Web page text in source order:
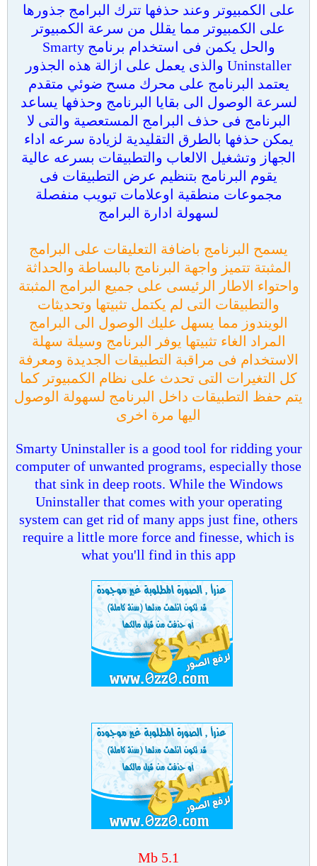
على الكمبيوتر وعند حذفها تترك البرامج جذورها
على الكمبيوتر مما يقلل من سرعة الكمبيوتر
والحل يكمن فى استخدام برنامج Smarty
Uninstaller والذى يعمل على ازالة هذه الجذور
يعتمد البرنامج على محرك مسح ضوئي متقدم
لسرعة الوصول الى بقايا البرنامج وحذفها يساعد
البرنامج فى حذف البرامج المستعصية والتى لا
يمكن حذفها بالطرق التقليدية لزيادة سرعه اداء
الجهاز وتشغيل الالعاب والتطبيقات بسرعه عالية
يقوم البرنامج بتنظيم عرض التطبيقات فى
مجموعات منطقية اوعلامات تبويب منفصلة
لسهولة ادارة البرامج
يسمح البرنامج باضافة التعليقات على البرامج
المثبتة تتميز واجهة البرنامج بالبساطة والحداثة
واحتواء الاطار الرئيسى على جميع البرامج المثبتة
والتطبيقات التى لم يكتمل تثبيتها وتحديثات
الويندوز مما يسهل عليك الوصول الى البرامج
المراد الغاء تثبيتها يوفر البرنامج وسيلة سهلة
الاستخدام فى مراقبة التطبيقات الجديدة ومعرفة
كل التغيرات التى تحدث على نظام الكمبيوتر كما
يتم حفظ التطبيقات داخل البرنامج لسهولة الوصول
اليها مرة اخرى
Smarty Uninstaller is a good tool for ridding your
computer of unwanted programs, especially those
that sink in deep roots. While the Windows
Uninstaller that comes with your operating
system can get rid of many apps just fine, others
require a little more force and finesse, which is
what you'll find in this app
5.1 Mb